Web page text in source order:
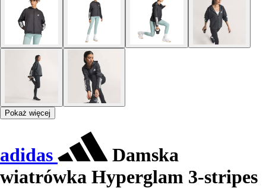
Pokaż więcej
adidas
Damska
wiatrówka Hyperglam 3-stripes